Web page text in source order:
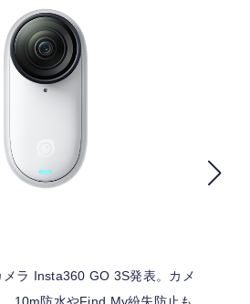
公式ストア
FOLLOW US
ラ Insta360 GO 3S発表。カメ